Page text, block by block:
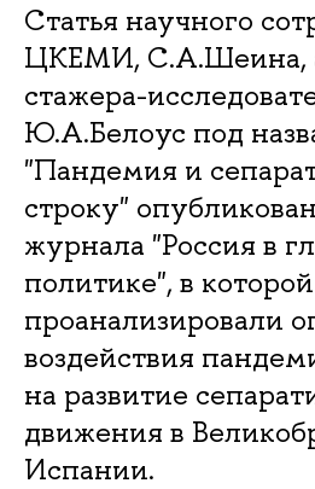
Статья научного
ЦКЕМИ, С.А.Шеина,
стажера-
Ю.А.Белоус под
"Пандемия и
строку"
журнала "Россия в
политике", в
проанализировали
воздействия
на развитие
движения в
Испании.